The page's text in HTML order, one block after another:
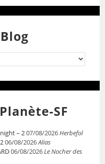
SF
– 207/08/2026Herbefol
06/08/2026Alias
06/08/2026Le Nocher des